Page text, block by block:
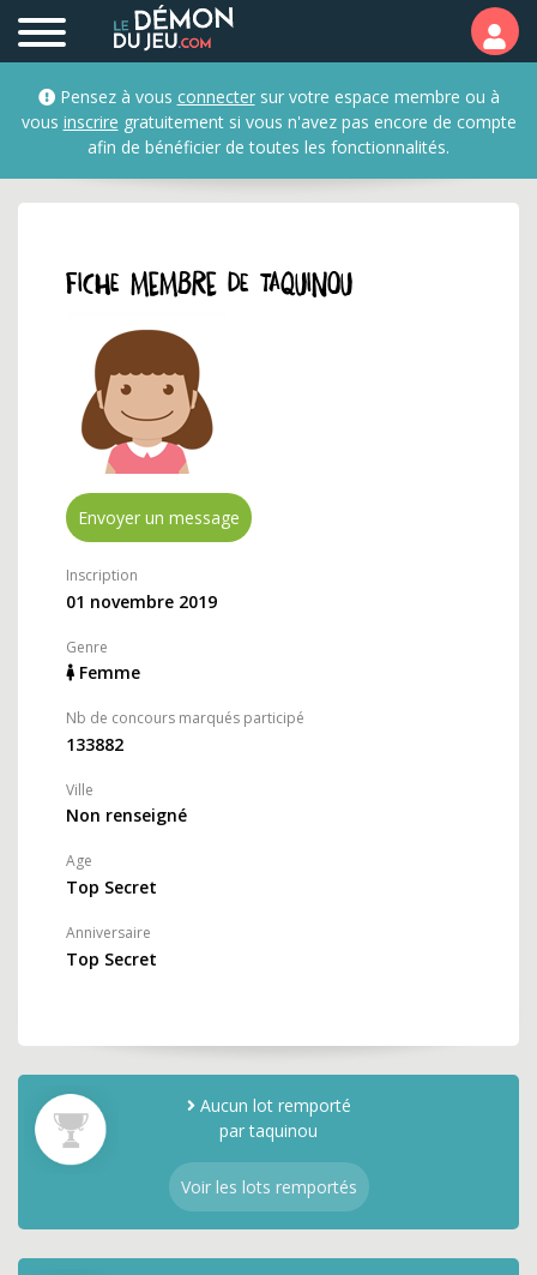
Profil et fiche membre
Pensez à vous connectersur votre espace membre ou à
vous inscrire gratuitement si vous n'avez pas encore de compte
afin de bénéficier de toutes les fonctionnalités.
Fiche membre de taquinou
Envoyer un message
Inscription
01 novembre 2019
Genre
Femme
Nb de concours marqués participé
133882
Ville
Non renseigné
Age
Top Secret
Anniversaire
Top Secret
Aucun lot remporté
par taquinou
Voir les lots remportés